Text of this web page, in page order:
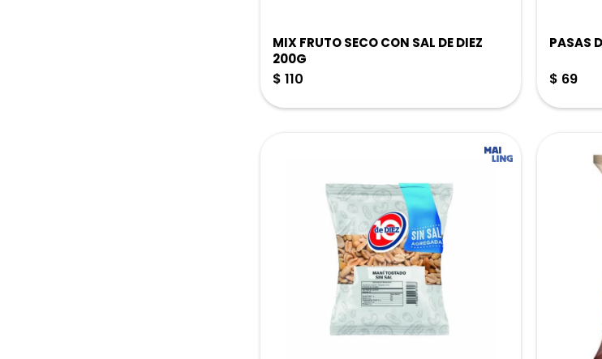
MIX FRUTO SECO CON SAL DE DIEZ
200G
$ 110
PASAS
$ 69